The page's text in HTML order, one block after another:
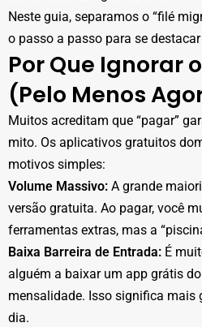
Neste guia, separamos o “filé
o passo a passo para se
Por Que Ignorar
(Pelo Menos
Muitos acreditam que “pagar”
mito. Os aplicativos gratuitos
motivos simples:
Volume Massivo: A grande
versão gratuita. Ao pagar, você
ferramentas extras, mas a
Baixa Barreira de Entrada: É
alguém a baixar um app grátis
mensalidade. Isso significa mais
dia.